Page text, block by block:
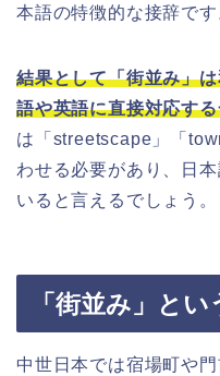
本語の特徴的な接辞です
結果として「街並み」
語や英語に直接対応す
は「streetscape」「
わせる必要があり、日
いると言えるでしょう。
「街並み」と
中世日本では宿場町や